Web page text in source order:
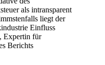
als intransparent
liegt der
Einfluss
Expertin für
Berichts